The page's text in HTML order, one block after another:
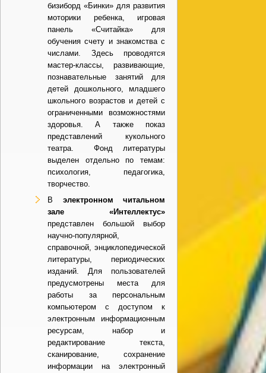
бизиборд «Бинки» для развития
моторики ребенка, игровая
панель «Считайка» для
обучения счету и знакомства с
числами. Здесь проводятся
мастер-классы, развивающие,
познавательные занятий для
детей дошкольного, младшего
школьного возрастов и детей с
ограниченными возможностями
здоровья. А также показ
представлений кукольного
театра. Фонд литературы
выделен отдельно по темам:
психология, педагогика,
творчество.
В электронном читальном
зале «Интеллектус»
представлен большой выбор
научно-популярной,
справочной, энциклопедической
литературы, периодических
изданий. Для пользователей
предусмотрены места для
работы за персональным
компьютером с доступом к
электронным информационным
ресурсам, набор и
редактирование текста,
сканирование, сохранение
информации на электронный